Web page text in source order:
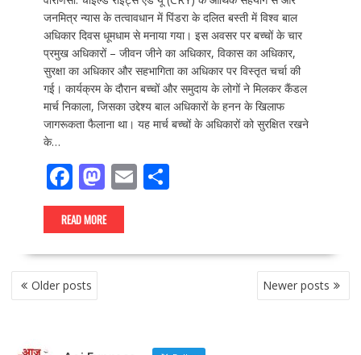
जनमित्र न्यास के तत्वावधान में पिंडरा के दलित बस्ती में विश्व बाल
अधिकार दिवस धूमधाम से मनाया गया। इस अवसर पर बच्चों के चार
प्रमुख अधिकारों – जीवन जीने का अधिकार, विकास का अधिकार,
सुरक्षा का अधिकार और सहभागिता का अधिकार पर विस्तृत चर्चा की
गई। कार्यक्रम के दौरान बच्चों और समुदाय के लोगों ने मिलकर कैंडल
मार्च निकाला, जिसका उद्देश्य बाल अधिकारों के हनन के खिलाफ
जागरूकता फैलाना था। यह मार्च बच्चों के अधिकारों को सुरक्षित रखने
के…
F
ac
e
b
o
o
M
as
to
d
E
l
S
e
READ MORE
POSTS
NAVIGATION
Older posts Newer posts